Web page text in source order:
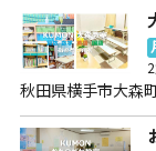
秋田県横手市大森